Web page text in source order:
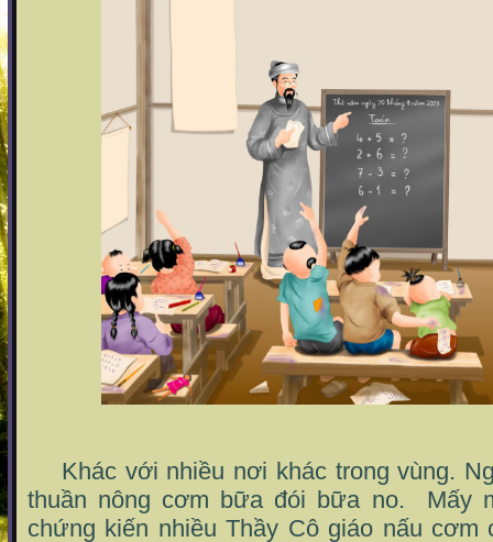
Khác với nhiều nơi khác trong vùng.
thuần nông cơm bữa đói bữa no. Mấy
chứng kiến nhiều Thầy Cô giáo nấu cơm